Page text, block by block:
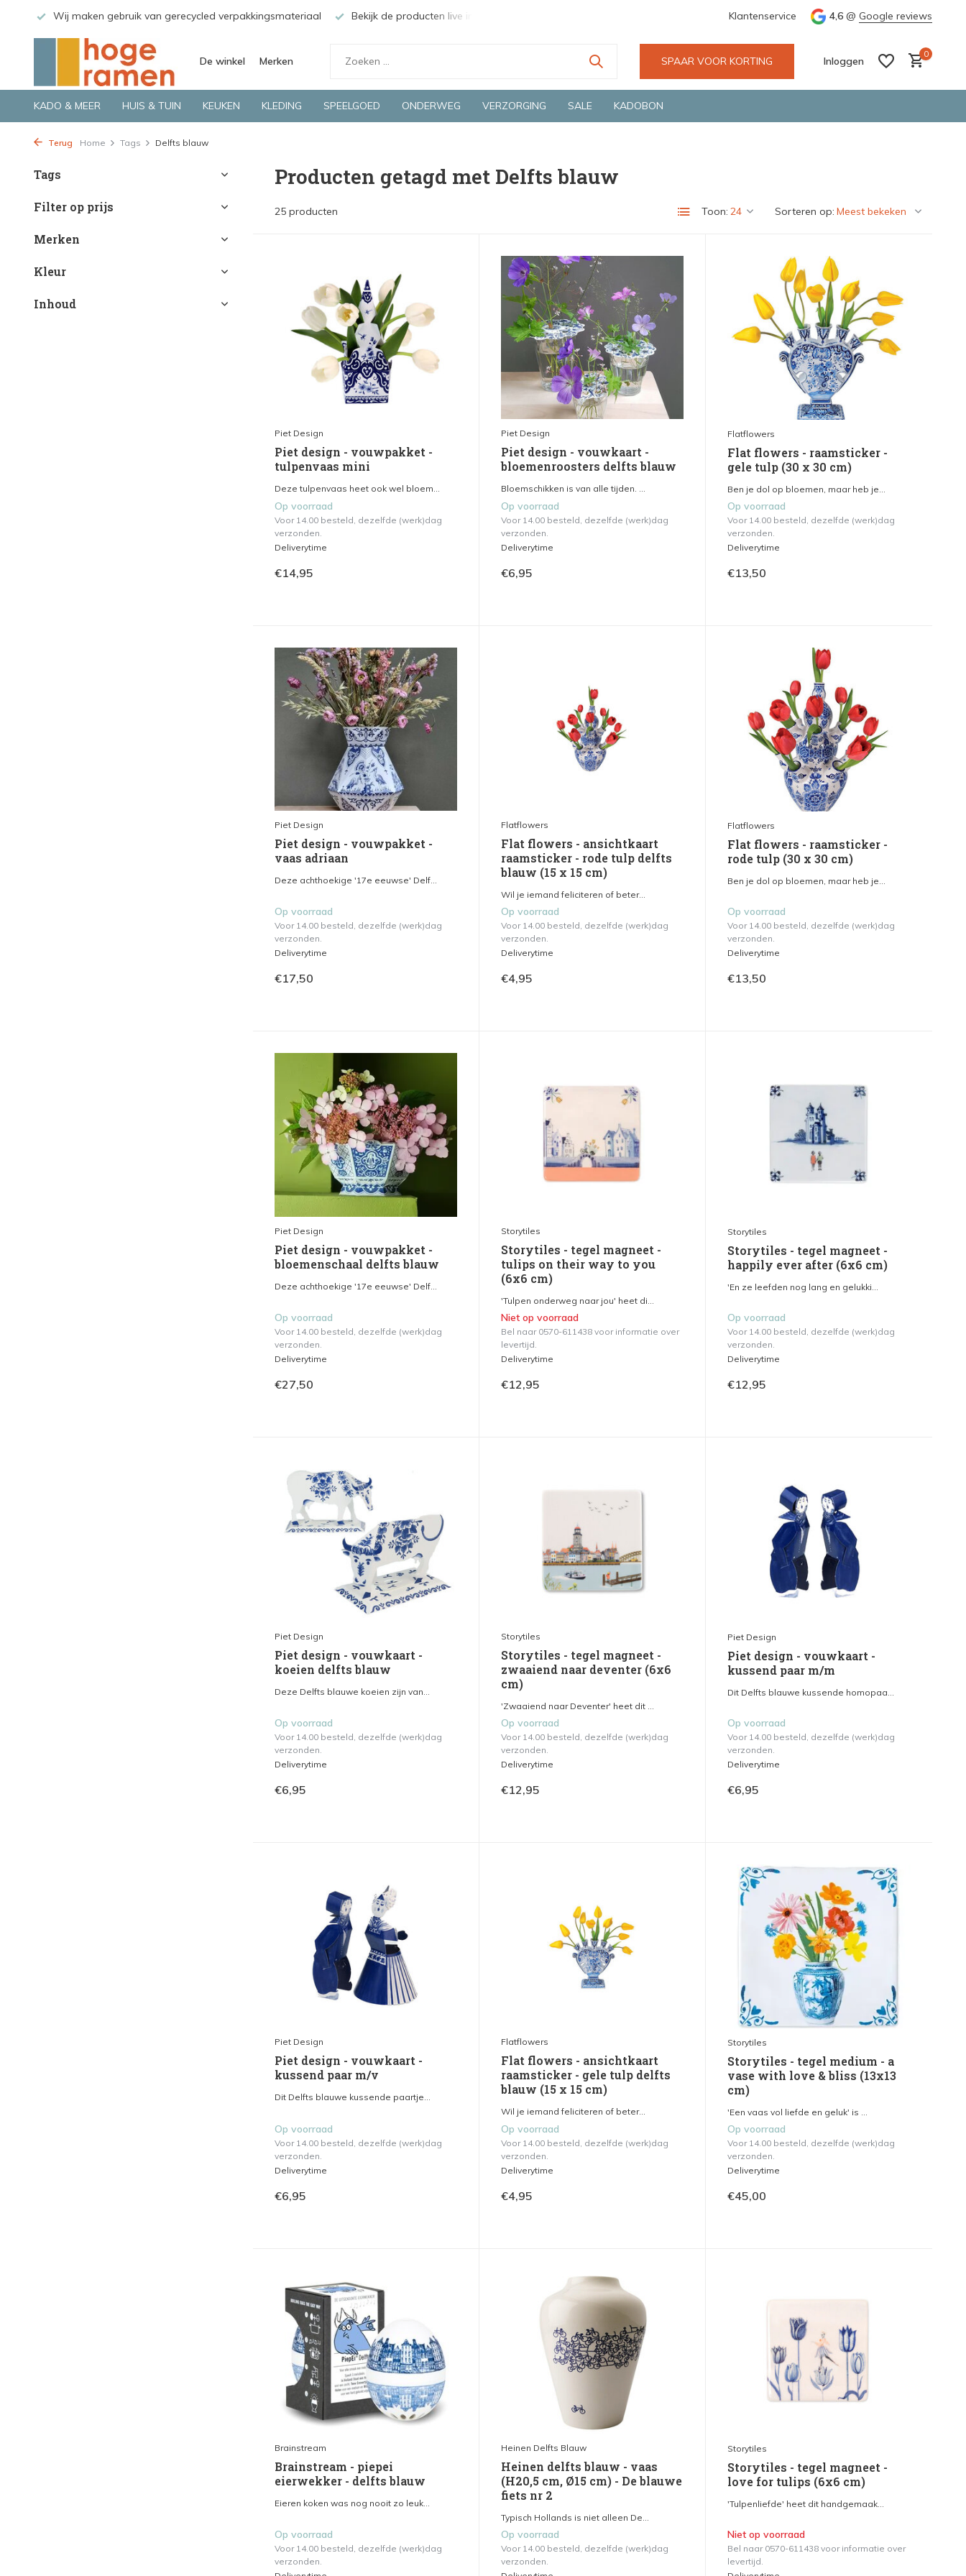
van gerecycled verpakkingsmateriaal Bekijk de producten live in onze winkel in Deventer Groene en snelle bezorging door o.a. Fietskoerier en GLS. Wij maken gebruik van gerecycled
Klantenservice 4,6 @ Google reviews
De winkel Merken SPAAR VOOR KORTING Inloggen
0
KADO & MEER HUIS & TUIN KEUKEN KLEDING SPEELGOED ONDERWEG VERZORGING SALE KADOBON
Terug Home Tags Delfts blauw
Tags
Filter op prijs
Merken
Kleur
Inhoud
Producten getagd met Delfts blauw
25 producten Toon: Sorteren op:
Piet Design
Piet design - vouwpakket -
tulpenvaas mini
Deze tulpenvaas heet ook wel bloem...
Op voorraad
Voor 14.00 besteld, dezelfde (werk)dag
verzonden.
Deliverytime
€14,95
Piet Design
Piet design - vouwkaart -
bloemenroosters delfts blauw
Bloemschikken is van alle tijden. ...
Op voorraad
Voor 14.00 besteld, dezelfde (werk)dag
verzonden.
Deliverytime
€6,95
Flatflowers
Flat flowers - raamsticker -
gele tulp (30 x 30 cm)
Ben je dol op bloemen, maar heb je...
Op voorraad
Voor 14.00 besteld, dezelfde (werk)dag
verzonden.
Deliverytime
€13,50
Piet Design
Piet design - vouwpakket -
vaas adriaan
Deze achthoekige '17e eeuwse' Delf...
Op voorraad
Voor 14.00 besteld, dezelfde (werk)dag
verzonden.
Deliverytime
€17,50
Flatflowers
Flat flowers - ansichtkaart
raamsticker - rode tulp delfts
blauw (15 x 15 cm)
Wil je iemand feliciteren of beter...
Op voorraad
Voor 14.00 besteld, dezelfde (werk)dag
verzonden.
Deliverytime
€4,95
Flatflowers
Flat flowers - raamsticker -
rode tulp (30 x 30 cm)
Ben je dol op bloemen, maar heb je...
Op voorraad
Voor 14.00 besteld, dezelfde (werk)dag
verzonden.
Deliverytime
€13,50
Piet Design
Piet design - vouwpakket -
bloemenschaal delfts blauw
Deze achthoekige '17e eeuwse' Delf...
Op voorraad
Voor 14.00 besteld, dezelfde (werk)dag
verzonden.
Deliverytime
€27,50
Storytiles
Storytiles - tegel magneet -
tulips on their way to you
(6x6 cm)
'Tulpen onderweg naar jou' heet di...
Niet op voorraad
Bel naar 0570-611438 voor informatie over
levertijd.
Deliverytime
€12,95
Storytiles
Storytiles - tegel magneet -
happily ever after (6x6 cm)
'En ze leefden nog lang en gelukki...
Op voorraad
Voor 14.00 besteld, dezelfde (werk)dag
verzonden.
Deliverytime
€12,95
Piet Design
Piet design - vouwkaart -
koeien delfts blauw
Deze Delfts blauwe koeien zijn van...
Op voorraad
Voor 14.00 besteld, dezelfde (werk)dag
verzonden.
Deliverytime
€6,95
Storytiles
Storytiles - tegel magneet -
zwaaiend naar deventer (6x6
cm)
'Zwaaiend naar Deventer' heet dit ...
Op voorraad
Voor 14.00 besteld, dezelfde (werk)dag
verzonden.
Deliverytime
€12,95
Piet Design
Piet design - vouwkaart -
kussend paar m/m
Dit Delfts blauwe kussende homopaa...
Op voorraad
Voor 14.00 besteld, dezelfde (werk)dag
verzonden.
Deliverytime
€6,95
Piet Design
Piet design - vouwkaart -
kussend paar m/v
Dit Delfts blauwe kussende paartje...
Op voorraad
Voor 14.00 besteld, dezelfde (werk)dag
verzonden.
Deliverytime
€6,95
Flatflowers
Flat flowers - ansichtkaart
raamsticker - gele tulp delfts
blauw (15 x 15 cm)
Wil je iemand feliciteren of beter...
Op voorraad
Voor 14.00 besteld, dezelfde (werk)dag
verzonden.
Deliverytime
€4,95
Storytiles
Storytiles - tegel medium - a
vase with love & bliss (13x13
cm)
'Een vaas vol liefde en geluk' is ...
Op voorraad
Voor 14.00 besteld, dezelfde (werk)dag
verzonden.
Deliverytime
€45,00
Brainstream
Brainstream - piepei
eierwekker - delfts blauw
Eieren koken was nog nooit zo leuk...
Op voorraad
Voor 14.00 besteld, dezelfde (werk)dag
verzonden.
Heinen Delfts Blauw
Heinen delfts blauw - vaas
(H20,5 cm, Ø15 cm) - De blauwe
fiets nr 2
Typisch Hollands is niet alleen De...
Op voorraad
Voor 14.00 besteld, dezelfde (werk)dag
verzonden.
Storytiles
Storytiles - tegel magneet -
love for tulips (6x6 cm)
'Tulpenliefde' heet dit handgemaak...
Niet op voorraad
Bel naar 0570-611438 voor informatie over
levertijd.